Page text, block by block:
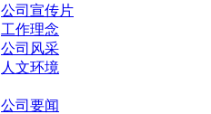
公司宣传片
工作理念
公司风采
人文环境
公司要闻